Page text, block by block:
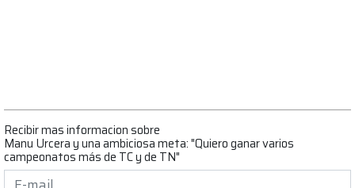
Recibir mas informacion sobre
Manu Urcera y una ambiciosa meta: "Quiero ganar varios
campeonatos más de TC y de TN"